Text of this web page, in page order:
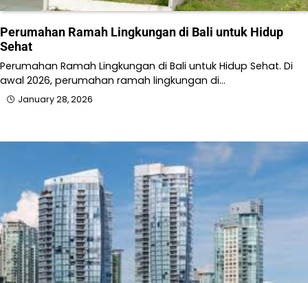
Perumahan Ramah Lingkungan di Bali untuk Hidup
Sehat
Perumahan Ramah Lingkungan di Bali untuk Hidup Sehat. Di
awal 2026, perumahan ramah lingkungan di…
January 28, 2026